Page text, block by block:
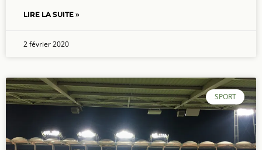
LIRE LA SUITE »
2 février 2020
SPORT